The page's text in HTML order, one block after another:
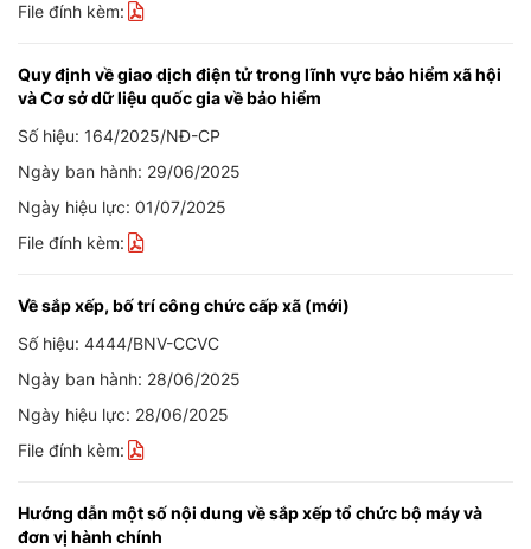
File đính kèm:
Quy định về giao dịch điện tử trong lĩnh vực bảo hiểm xã hội
và Cơ sở dữ liệu quốc gia về bảo hiểm
Số hiệu: 164/2025/NĐ-CP
Ngày ban hành: 29/06/2025
Ngày hiệu lực: 01/07/2025
File đính kèm:
Về sắp xếp, bố trí công chức cấp xã (mới)
Số hiệu: 4444/BNV-CCVC
Ngày ban hành: 28/06/2025
Ngày hiệu lực: 28/06/2025
File đính kèm:
Hướng dẫn một số nội dung về sắp xếp tổ chức bộ máy và
đơn vị hành chính